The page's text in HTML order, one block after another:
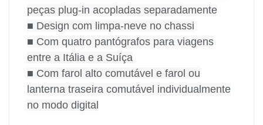
peças plug-in acopladas separadamente
■ Design com limpa-neve no chassi
■ Com quatro pantógrafos para viagens
entre a Itália e a Suíça
■ Com farol alto comutável e farol ou
lanterna traseira comutável individualmente
no modo digital